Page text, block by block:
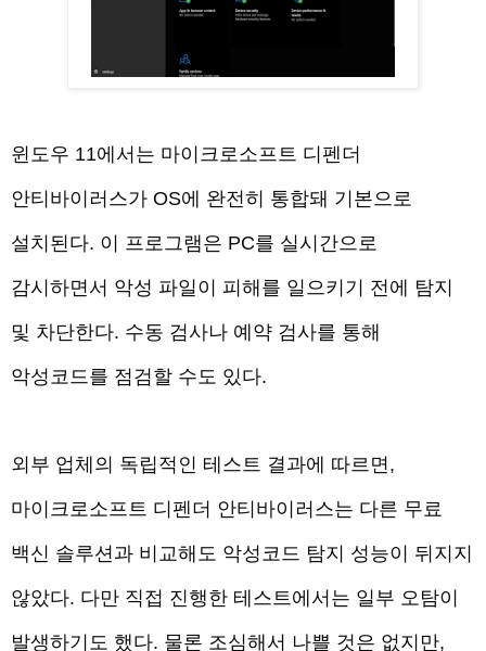
윈도우 11에서는 마이크로소프트 디펜더
안티바이러스가 OS에 완전히 통합돼 기본으로
설치된다. 이 프로그램은 PC를 실시간으로
감시하면서 악성 파일이 피해를 일으키기 전에 탐지
및 차단한다. 수동 검사나 예약 검사를 통해
악성코드를 점검할 수도 있다.
외부 업체의 독립적인 테스트 결과에 따르면,
마이크로소프트 디펜더 안티바이러스는 다른 무료
백신 솔루션과 비교해도 악성코드 탐지 성능이 뒤지지
않았다. 다만 직접 진행한 테스트에서는 일부 오탐이
발생하기도 했다. 물론 조심해서 나쁠 것은 없지만,